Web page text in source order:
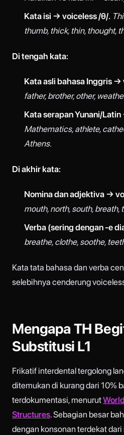
Kata isi → voiceless /θ/.
thumb, thick, thin, thought,
Di tengah kata:
Kata asli bahasa Inggris →
father, brother, other,
Kata serapan Yunani/
Mathematics, athlete,
Athens.
Di akhir kata:
Nomina dan adjektiva →
mouth, north, south, breath,
Verba (sering dengan -e
breathe, clothe, soothe,
Kata tata bahasa dan verba
selebihnya cenderung
Mengapa TH
Substitusi L1
Frikatif interdental tergolong
ditemukan di kurang dari 10%
terdokumentasi, menurut
Structures. Sebagian besar
dengan konsonan terdekat